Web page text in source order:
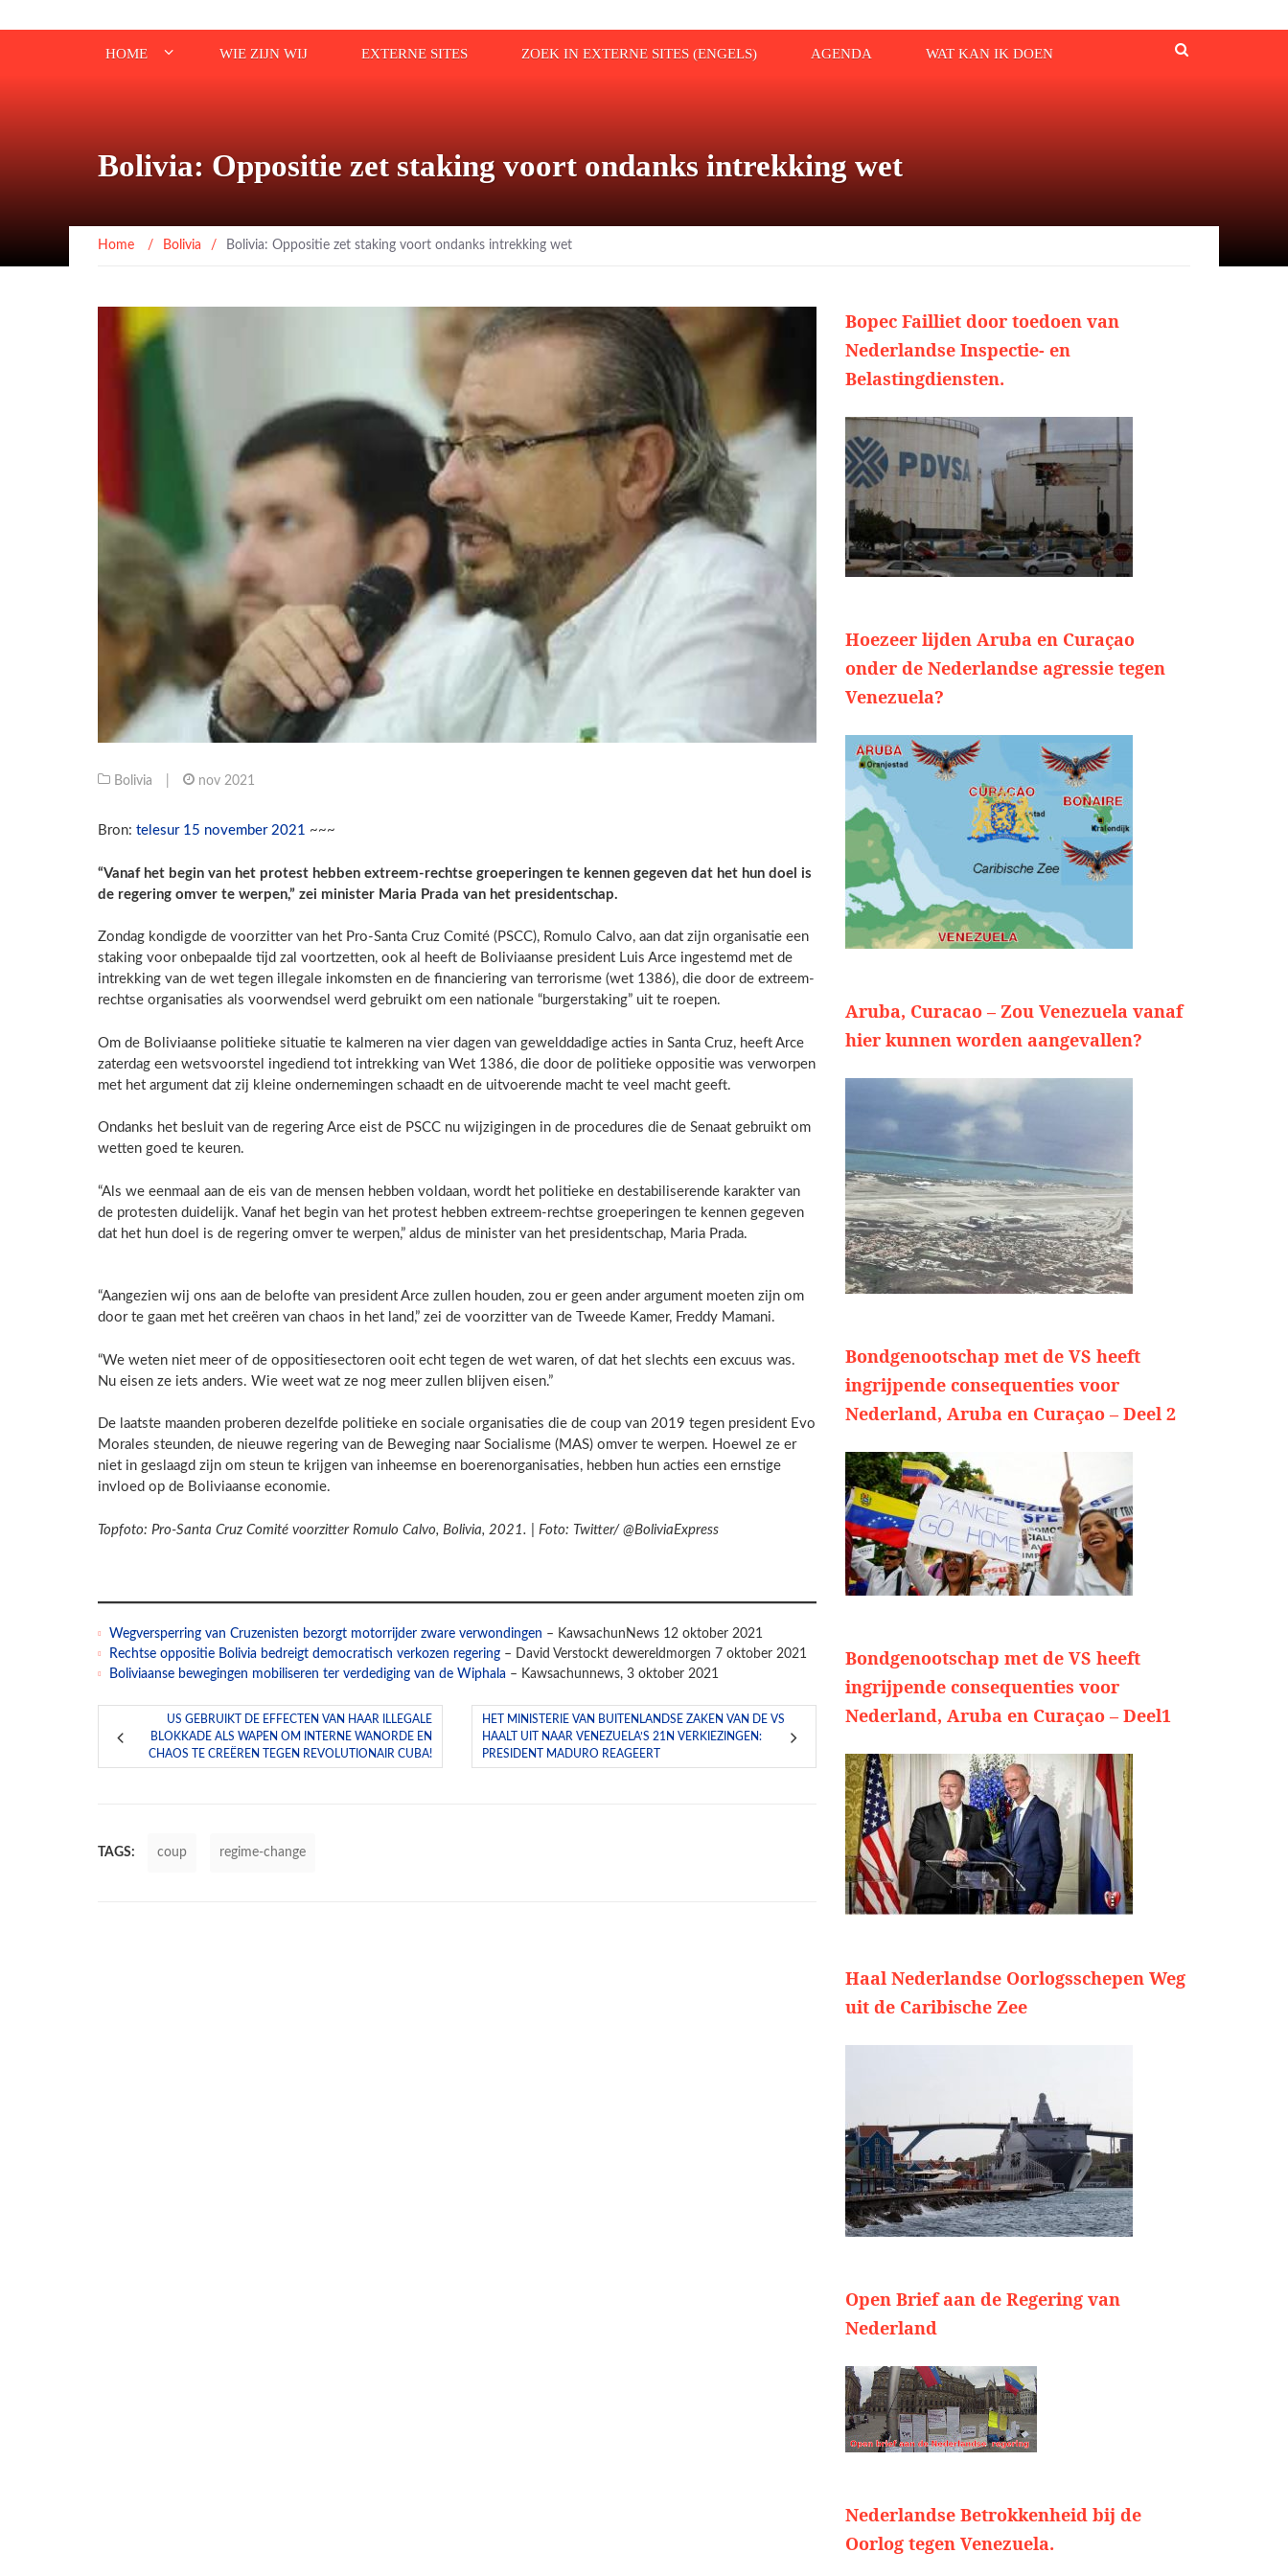
HOME WIE ZIJN WIJ EXTERNE SITES ZOEK IN EXTERNE SITES (ENGELS) AGENDA WAT KAN IK DOEN
Bolivia: Oppositie zet staking voort ondanks intrekking wet
Home / Bolivia / Bolivia: Oppositie zet staking voort ondanks intrekking wet
Bolivia nov 2021
Bron: telesur 15 november 2021 ~~~
“Vanaf het begin van het protest hebben extreem-rechtse groeperingen te kennen gegeven dat het hun doel is
de regering omver te werpen,” zei minister Maria Prada van het presidentschap.
Zondag kondigde de voorzitter van het Pro-Santa Cruz Comité (PSCC), Romulo Calvo, aan dat zijn organisatie een
staking voor onbepaalde tijd zal voortzetten, ook al heeft de Boliviaanse president Luis Arce ingestemd met de
intrekking van de wet tegen illegale inkomsten en de financiering van terrorisme (wet 1386), die door de extreem-
rechtse organisaties als voorwendsel werd gebruikt om een nationale “burgerstaking” uit te roepen.
Om de Boliviaanse politieke situatie te kalmeren na vier dagen van gewelddadige acties in Santa Cruz, heeft Arce
zaterdag een wetsvoorstel ingediend tot intrekking van Wet 1386, die door de politieke oppositie was verworpen
met het argument dat zij kleine ondernemingen schaadt en de uitvoerende macht te veel macht geeft.
Ondanks het besluit van de regering Arce eist de PSCC nu wijzigingen in de procedures die de Senaat gebruikt om
wetten goed te keuren.
“Als we eenmaal aan de eis van de mensen hebben voldaan, wordt het politieke en destabiliserende karakter van
de protesten duidelijk. Vanaf het begin van het protest hebben extreem-rechtse groeperingen te kennen gegeven
dat het hun doel is de regering omver te werpen,” aldus de minister van het presidentschap, Maria Prada.
“Aangezien wij ons aan de belofte van president Arce zullen houden, zou er geen ander argument moeten zijn om
door te gaan met het creëren van chaos in het land,” zei de voorzitter van de Tweede Kamer, Freddy Mamani.
“We weten niet meer of de oppositiesectoren ooit echt tegen de wet waren, of dat het slechts een excuus was.
Nu eisen ze iets anders. Wie weet wat ze nog meer zullen blijven eisen.”
De laatste maanden proberen dezelfde politieke en sociale organisaties die de coup van 2019 tegen president Evo
Morales steunden, de nieuwe regering van de Beweging naar Socialisme (MAS) omver te werpen. Hoewel ze er
niet in geslaagd zijn om steun te krijgen van inheemse en boerenorganisaties, hebben hun acties een ernstige
invloed op de Boliviaanse economie.
Topfoto: Pro-Santa Cruz Comité voorzitter Romulo Calvo, Bolivia, 2021. | Foto: Twitter/ @BoliviaExpress
Wegversperring van Cruzenisten bezorgt motorrijder zware verwondingen – KawsachunNews 12 oktober 2021
Rechtse oppositie Bolivia bedreigt democratisch verkozen regering – David Verstockt dewereldmorgen 7 oktober 2021
Boliviaanse bewegingen mobiliseren ter verdediging van de Wiphala – Kawsachunnews, 3 oktober 2021
US GEBRUIKT DE EFFECTEN VAN HAAR ILLEGALE
BLOKKADE ALS WAPEN OM INTERNE WANORDE EN
CHAOS TE CREËREN TEGEN REVOLUTIONAIR CUBA!
HET MINISTERIE VAN BUITENLANDSE ZAKEN VAN DE VS
HAALT UIT NAAR VENEZUELA’S 21N VERKIEZINGEN:
PRESIDENT MADURO REAGEERT
TAGS: coup regime-change
Bopec Failliet door toedoen van
Nederlandse Inspectie- en
Belastingdiensten.
Hoezeer lijden Aruba en Curaçao
onder de Nederlandse agressie tegen
Venezuela?
Aruba, Curacao – Zou Venezuela vanaf
hier kunnen worden aangevallen?
Bondgenootschap met de VS heeft
ingrijpende consequenties voor
Nederland, Aruba en Curaçao – Deel 2
Bondgenootschap met de VS heeft
ingrijpende consequenties voor
Nederland, Aruba en Curaçao – Deel1
Haal Nederlandse Oorlogsschepen Weg
uit de Caribische Zee
Open Brief aan de Regering van
Nederland
Nederlandse Betrokkenheid bij de
Oorlog tegen Venezuela.